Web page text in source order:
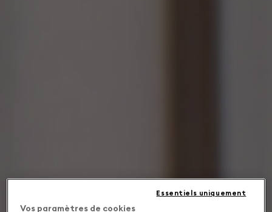
Vos paramètres de cookies
Essentiels uniquement